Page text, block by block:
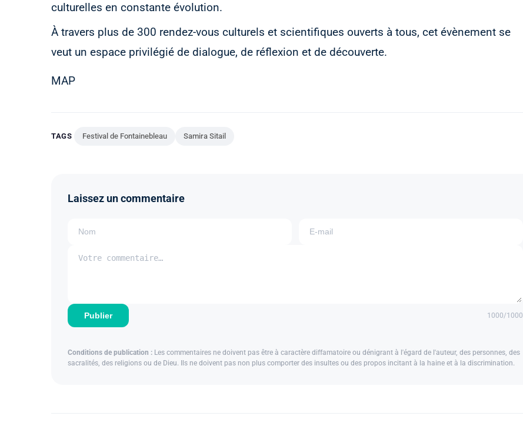
culturelles en constante évolution.
À travers plus de 300 rendez-vous culturels et scientifiques ouverts à tous, cet évènement se
veut un espace privilégié de dialogue, de réflexion et de découverte.
MAP
TAGS Festival de Fontainebleau Samira Sitail
Laissez un commentaire
Publier 1000/1000
Conditions de publication : Les commentaires ne doivent pas être à caractère diffamatoire ou dénigrant à l'égard de l'auteur, des personnes, des
sacralités, des religions ou de Dieu. Ils ne doivent pas non plus comporter des insultes ou des propos incitant à la haine et à la discrimination.